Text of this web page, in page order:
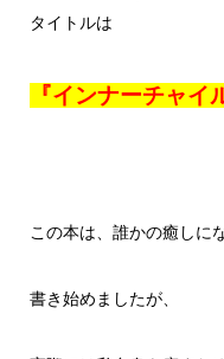
タイトルは
『インナーチャイ
この本は、誰かの癒しに
書き始めましたが、